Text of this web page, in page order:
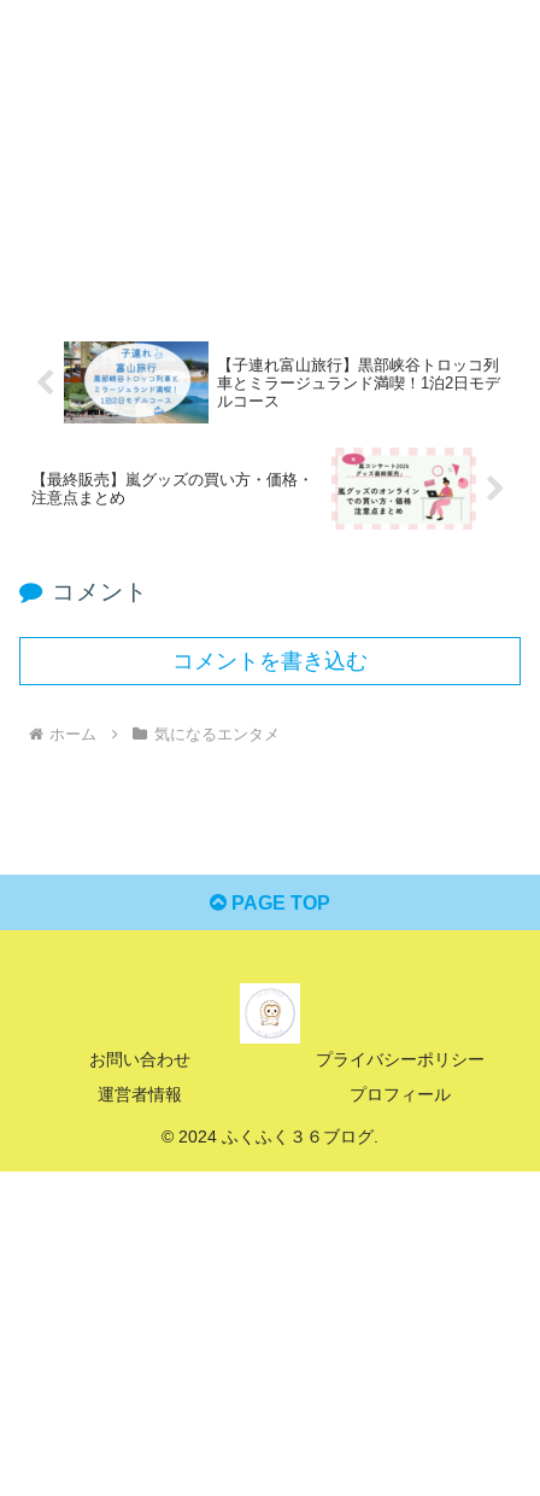
【子連れ富山旅行】黒部峡谷トロッコ列
車とミラージュランド満喫！1泊2日モデ
ルコース
【最終販売】嵐グッズの買い方・価格・
注意点まとめ
コメント
コメントを書き込む
ホーム 気になるエンタメ
PAGE TOP
お問い合わせ
プライバシーポリシー
運営者情報
プロフィール
© 2024 ふくふく３６ブログ.